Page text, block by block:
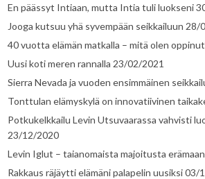
En päässyt Intiaan, mutta Intia tuli luokseni
Jooga kutsuu yhä syvempään seikkailuun 28/
40 vuotta elämän matkalla – mitä olen
Uusi koti meren rannalla 23/02/2021
Sierra Nevada ja vuoden ensimmäinen
Tonttulan elämyskylä on innovatiivinen
Potkukelkkailu Levin Utsuvaarassa vahvisti
23/12/2020
Levin Iglut – taianomaista majoitusta erämaan
Rakkaus räjäytti elämäni palapelin uusiksi03/